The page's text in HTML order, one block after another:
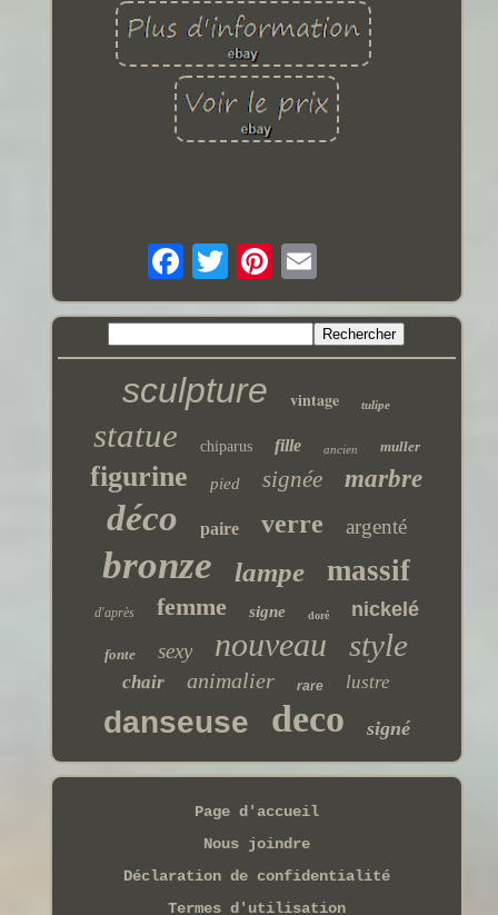
sculpture vintage tulipe
statue chiparus fille ancien muller
figurine pied signée marbre
déco paire verre argenté
bronze lampe massif
d'après femme signe doré nickelé
fonte sexy nouveau style
chair animalier rare lustre
danseuse deco signé
Page d'accueil
Nous joindre
Déclaration de confidentialité
Termes d'utilisation